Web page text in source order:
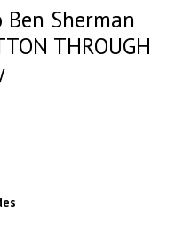
Sherman
THROUGH